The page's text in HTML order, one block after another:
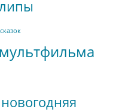
новогодняя